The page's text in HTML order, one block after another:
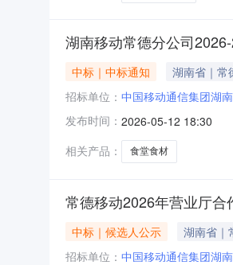
湖南移动常德分公司
中标｜中标通知 湖南省｜常
招标单位： 中国移动通信集团湖
发布时间： 2026-05-12 18:30
相关产品：
食堂食材
常德移动2026年营业厅
中标｜候选人公示 湖南省｜
招标单位： 中国移动通信集团湖